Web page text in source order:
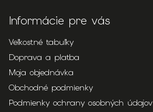
Informácie pre vás
Veľkostné tabuľky
Doprava a platba
Moja objednávka
Obchodné podmienky
Podmienky ochrany osobných údajov